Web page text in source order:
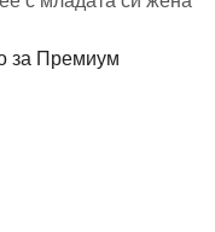
за Премиум